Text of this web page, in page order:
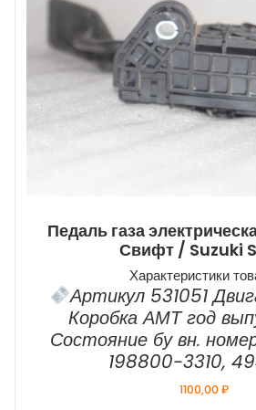
Педаль газа
Свифт / Suzuki
Характеристики
Артикул 531051
Коробка АМТ год
Состояние бу вн.
198800-3310,
1100,00₽